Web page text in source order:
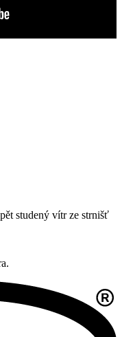
studený vítr ze strnišť